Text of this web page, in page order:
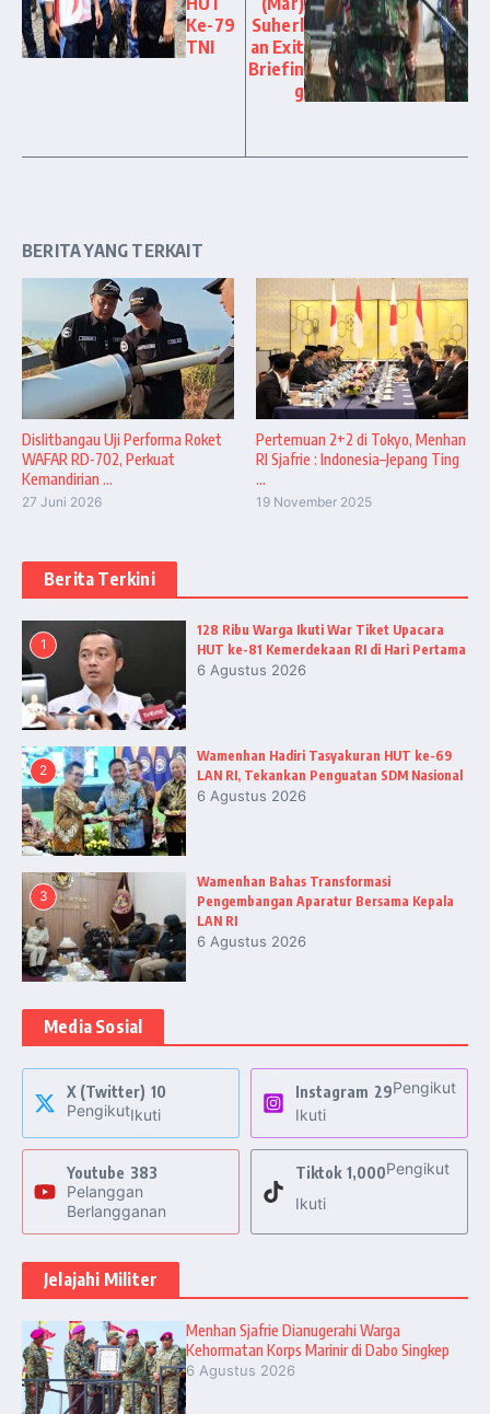
Ke-79
TNI
Suherl
an Exit
Briefin
g
BERITA YANG TERKAIT
Dislitbangau Uji Performa Roket
WAFAR RD-702, Perkuat
Kemandirian ...
27 Juni 2026
Pertemuan 2+2 di Tokyo, Menhan
RI Sjafrie : Indonesia–Jepang Ting
...
19 November 2025
Berita Terkini
1
128 Ribu Warga Ikuti War Tiket Upacara
HUT ke-81 Kemerdekaan RI di Hari Pertama
6 Agustus 2026
2
Wamenhan Hadiri Tasyakuran HUT ke-69
LAN RI, Tekankan Penguatan SDM Nasional
6 Agustus 2026
3
Wamenhan Bahas Transformasi
Pengembangan Aparatur Bersama Kepala
LAN RI
6 Agustus 2026
Media Sosial
X (Twitter) 10
PengikutIkuti
Instagram 29Pengikut
Ikuti
Youtube 383
Pelanggan
Berlangganan
Tiktok 1,000Pengikut
Ikuti
Jelajahi Militer
Menhan Sjafrie Dianugerahi Warga
Kehormatan Korps Marinir di Dabo Singkep
6 Agustus 2026